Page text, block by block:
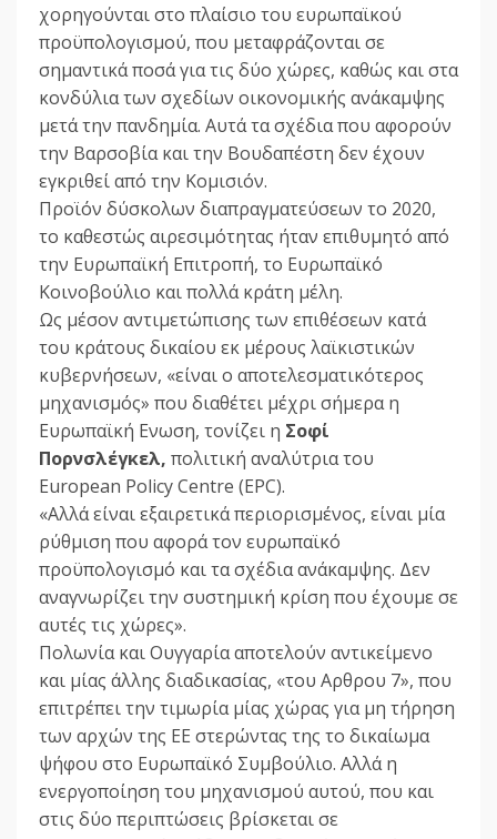
χορηγούνται στο πλαίσιο του ευρωπαϊκού
προϋπολογισμού, που μεταφράζονται σε
σημαντικά ποσά για τις δύο χώρες, καθώς και στα
κονδύλια των σχεδίων οικονομικής ανάκαμψης
μετά την πανδημία. Αυτά τα σχέδια που αφορούν
την Βαρσοβία και την Βουδαπέστη δεν έχουν
εγκριθεί από την Κομισιόν.
Προϊόν δύσκολων διαπραγματεύσεων το 2020,
το καθεστώς αιρεσιμότητας ήταν επιθυμητό από
την Ευρωπαϊκή Επιτροπή, το Ευρωπαϊκό
Κοινοβούλιο και πολλά κράτη μέλη.
Ως μέσον αντιμετώπισης των επιθέσεων κατά
του κράτους δικαίου εκ μέρους λαϊκιστικών
κυβερνήσεων, «είναι ο αποτελεσματικότερος
μηχανισμός» που διαθέτει μέχρι σήμερα η
Ευρωπαϊκή Ενωση, τονίζει η Σοφί
Πορνσλέγκελ, πολιτική αναλύτρια του
European Policy Centre (EPC).
«Αλλά είναι εξαιρετικά περιορισμένος, είναι μία
ρύθμιση που αφορά τον ευρωπαϊκό
προϋπολογισμό και τα σχέδια ανάκαμψης. Δεν
αναγνωρίζει την συστημική κρίση που έχουμε σε
αυτές τις χώρες».
Πολωνία και Ουγγαρία αποτελούν αντικείμενο
και μίας άλλης διαδικασίας, «του Αρθρου 7», που
επιτρέπει την τιμωρία μίας χώρας για μη τήρηση
των αρχών της ΕΕ στερώντας της το δικαίωμα
ψήφου στο Ευρωπαϊκό Συμβούλιο. Αλλά η
ενεργοποίηση του μηχανισμού αυτού, που και
στις δύο περιπτώσεις βρίσκεται σε